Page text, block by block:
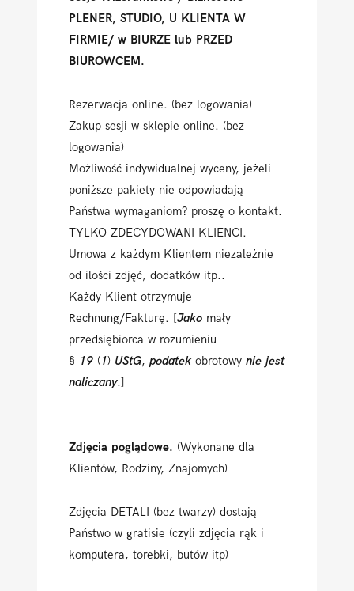
PLENER, STUDIO, U KLIENTA W
FIRMIE/ w BIURZE lub PRZED
BIUROWCEM.
Rezerwacja online. (bez logowania)
Zakup sesji w sklepie online. (bez
logowania)
Możliwość indywidualnej wyceny, jeżeli
poniższe pakiety nie odpowiadają
Państwa wymaganiom? proszę o kontakt.
TYLKO ZDECYDOWANI KLIENCI.
Umowa z każdym Klientem niezależnie
od ilości zdjęć, dodatków itp..
Każdy Klient otrzymuje
Rechnung/Fakturę. [Jako mały
przedsiębiorca w rozumieniu
§ 19 (1) UStG,podatekobrotowynie jest
naliczany.]
Zdjęcia poglądowe. (Wykonane dla
Klientów, Rodziny, Znajomych)
Zdjęcia DETALI (bez twarzy) dostają
Państwo w gratisie (czyli zdjęcia rąk i
komputera, torebki, butów itp)